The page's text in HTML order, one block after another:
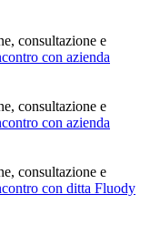
consultazione e
con azienda
consultazione e
con azienda
consultazione e
con ditta Fluody